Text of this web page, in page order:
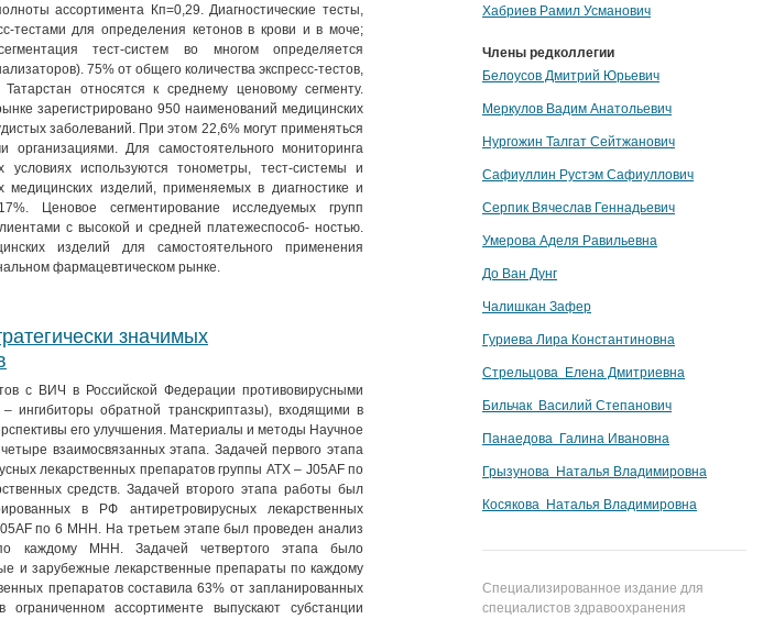
ассортимента Кп=0,29. Диагностические тесты,
тестами для определения кетонов в крови и в моче;
тест-систем во многом определяется
75% от общего количества экспресс-тестов,
относятся к среднему ценовому сегменту.
зарегистрировано 950 наименований медицинских
заболеваний. При этом 22,6% могут применяться
Для самостоятельного мониторинга
условиях используются тонометры, тест-системы и
изделий, применяемых в диагностике и
Ценовое сегментирование исследуемых групп
с высокой и средней платежеспособ- ностью.
изделий для самостоятельного применения
фармацевтическом рынке.
значимых
с ВИЧ в Российской Федерации противовирусными
ингибиторы обратной транскриптазы), входящими в
его улучшения. Материалы и методы Научное
взаимосвязанных этапа. Задачей первого этапа
лекарственных препаратов группы АТХ – J05AF по
средств. Задачей второго этапа работы был
в РФ антиретровирусных лекарственных
по 6 МНН. На третьем этапе был проведен анализ
каждому МНН. Задачей четвертого этапа было
и зарубежные лекарственные препараты по каждому
препаратов составила 63% от запланированных
ассортименте выпускают субстанции
Хабриев Рамил Усманович
Члены редколлегии
Белоусов Дмитрий Юрьевич
Меркулов Вадим Анатольевич
Нургожин Талгат Сейтжанович
Сафиуллин Рустэм Сафиуллович
Серпик Вячеслав Геннадьевич
Умерова Аделя Равильевна
До Ван Дунг
Чалишкан Зафер
Гуриева Лира Константиновна
Стрельцова Елена Дмитриевна
Бильчак Василий Степанович
Панаедова Галина Ивановна
Грызунова Наталья Владимировна
Косякова Наталья Владимировна
Специализированное издание для
специалистов здравоохранения